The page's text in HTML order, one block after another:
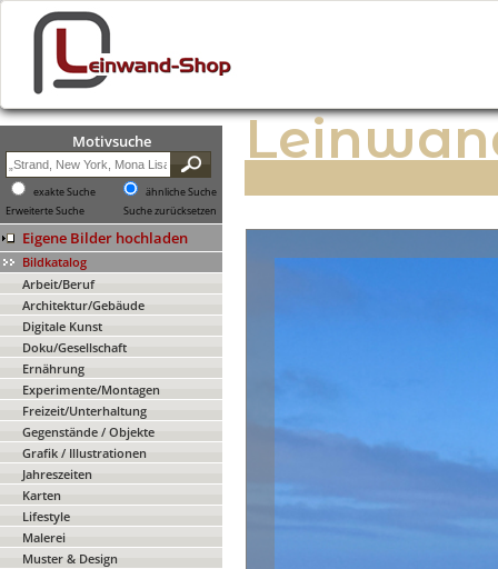
Motivsuche
exakte Suche
ähnliche Suche
Erweiterte Suche
Suche zurücksetzen
Eigene Bilder hochladen
Bildkatalog
Arbeit/Beruf
Architektur/Gebäude
Digitale Kunst
Doku/Gesellschaft
Ernährung
Experimente/Montagen
Freizeit/Unterhaltung
Gegenstände / Objekte
Grafik / Illustrationen
Jahreszeiten
Karten
Lifestyle
Malerei
Muster & Design